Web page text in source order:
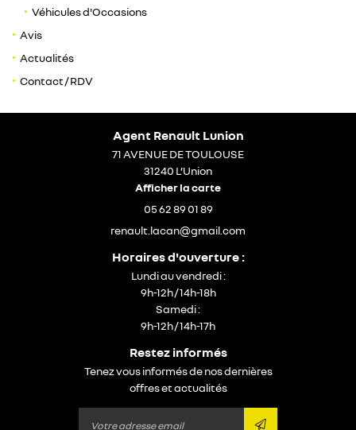
 Recopier le code ci-contre
Rafraîchir le captcha
à l'adresse email indiqué ci-dessus. Vous pouvez vous désinscrire à tout moment
le formulaire de désinscription.
inscription
Véhicules d'Occasions
Avis
Actualités
Contact / RDV
Agent Renault Lunion
71 AVENUE DE TOULOUSE
31240 L’Union
Afficher la carte
05 62 89 01 89
Horaires d'ouverture :
Lundi au vendredi :
9h-12h / 14h-18h
Samedi :
9h-12h / 14h-17h
Restez informés
Tenez vous informés de nos dernières
offres et actualités